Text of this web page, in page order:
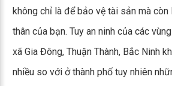
không chỉ là để bảo vệ tài sản mà
thân của bạn. Tuy an ninh của các
xã Gia Đông, Thuận Thành, Bắc Ninh
nhiều so với ở thành phố tuy nhiên